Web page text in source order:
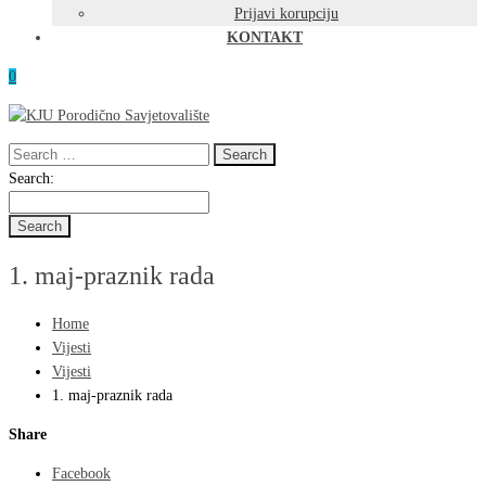
Prijavi korupciju
KONTAKT
0
Search
for:
Search
Search:
1. maj-praznik rada
Home
Vijesti
Vijesti
1. maj-praznik rada
Share
Facebook